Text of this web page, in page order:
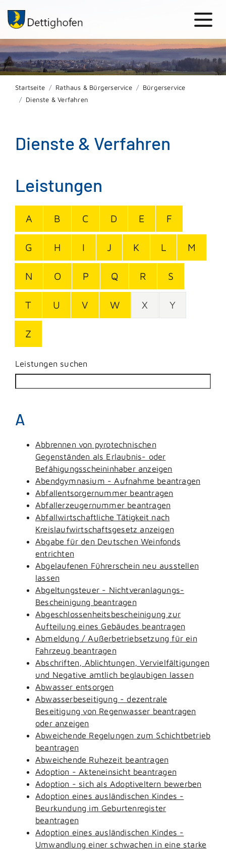
Startseite Rathaus & Bürgerservice
Bürgerservice
Dienste & Verfahren
Dienste & Verfahren
Leistungen
A B C D E F
G H I J K L M
N O P Q R S
T U V W X Y
Z
Leistungen suchen
A
Abbrennen von pyrotechnischen
Gegenständen als Erlaubnis- oder
Befähigungsscheininhaber anzeigen
Abendgymnasium - Aufnahme beantragen
Abfallentsorgernummer beantragen
Abfallerzeugernummer beantragen
Abfallwirtschaftliche Tätigkeit nach
Kreislaufwirtschaftsgesetz anzeigen
Abgabe für den Deutschen Weinfonds
entrichten
Abgelaufenen Führerschein neu ausstellen
lassen
Abgeltungsteuer - Nichtveranlagungs-
Bescheinigung beantragen
Abgeschlossenheitsbescheinigung zur
Aufteilung eines Gebäudes beantragen
Abmeldung / Außerbetriebsetzung für ein
Fahrzeug beantragen
Abschriften, Ablichtungen, Vervielfältigungen
und Negative amtlich beglaubigen lassen
Abwasser entsorgen
Abwasserbeseitigung - dezentrale
Beseitigung von Regenwasser beantragen
oder anzeigen
Abweichende Regelungen zum Schichtbetrieb
beantragen
Abweichende Ruhezeit beantragen
Adoption - Akteneinsicht beantragen
Adoption - sich als Adoptiveltern bewerben
Adoption eines ausländischen Kindes -
Beurkundung im Geburtenregister
beantragen
Adoption eines ausländischen Kindes -
Umwandlung einer schwachen in eine starke